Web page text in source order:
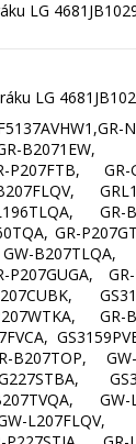
LG
B2071EW,
P207FTB, GR-
GR-
GR-
B207TLQA,
P207GUGA,
GR-
B207TOP,
L207FLQV,